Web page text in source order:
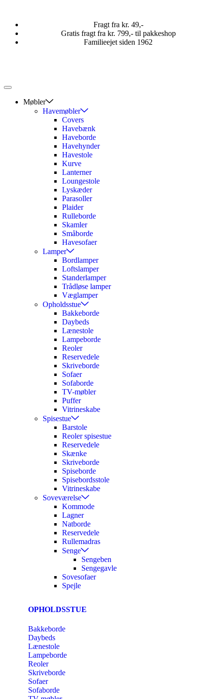
Fragt fra kr. 49,-
Gratis fragt fra kr. 799,- til pakkeshop
Familieejet siden 1962
Møbler
Havemøbler
Covers
Havebænk
Haveborde
Havehynder
Havestole
Kurve
Lanterner
Loungestole
Lyskæder
Parasoller
Plaider
Rulleborde
Skamler
Småborde
Havesofaer
Lamper
Bordlamper
Loftslamper
Standerlamper
Trådløse lamper
Væglamper
Opholdsstue
Bakkeborde
Daybeds
Lænestole
Lampeborde
Reoler
Reservedele
Skriveborde
Sofaer
Sofaborde
TV-møbler
Puffer
Vitrineskabe
Spisestue
Barstole
Reoler spisestue
Reservedele
Skænke
Skriveborde
Spiseborde
Spisebordsstole
Vitrineskabe
Soveværelse
Kommode
Lagner
Natborde
Reservedele
Rullemadras
Senge
Sengeben
Sengegavle
Sovesofaer
Spejle
OPHOLDSSTUE
Bakkeborde
Daybeds
Lænestole
Lampeborde
Reoler
Skriveborde
Sofaer
Sofaborde